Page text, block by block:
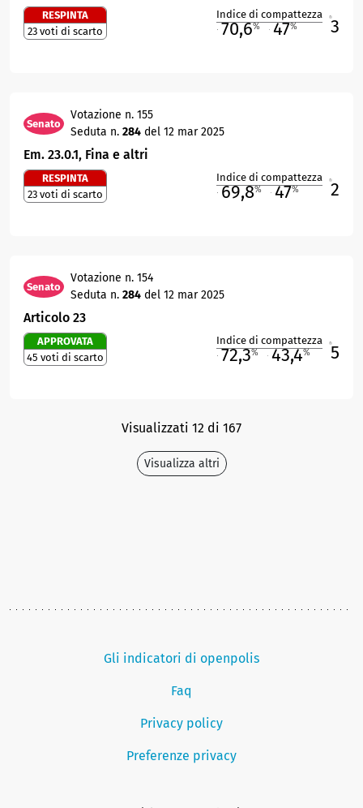
RESPINTA
23 voti di scarto
Indice di compattezza
70,6% 47% 3
Senato
Votazione n. 155
Seduta n. 284 del 12 mar 2025
Em. 23.0.1, Fina e altri
RESPINTA
23 voti di scarto
Indice di compattezza
69,8% 47% 2
Senato
Votazione n. 154
Seduta n. 284 del 12 mar 2025
Articolo 23
APPROVATA
45 voti di scarto
Indice di compattezza
72,3% 43,4% 5
Visualizzati 12 di 167
Visualizza altri
Gli indicatori di openpolis
Faq
Privacy policy
Preferenze privacy